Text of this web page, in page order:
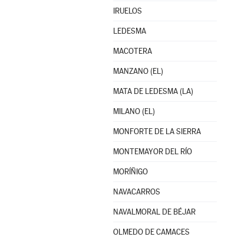
IRUELOS
LEDESMA
MACOTERA
MANZANO (EL)
MATA DE LEDESMA (LA)
MILANO (EL)
MONFORTE DE LA SIERRA
MONTEMAYOR DEL RÍO
MORÍÑIGO
NAVACARROS
NAVALMORAL DE BÉJAR
OLMEDO DE CAMACES